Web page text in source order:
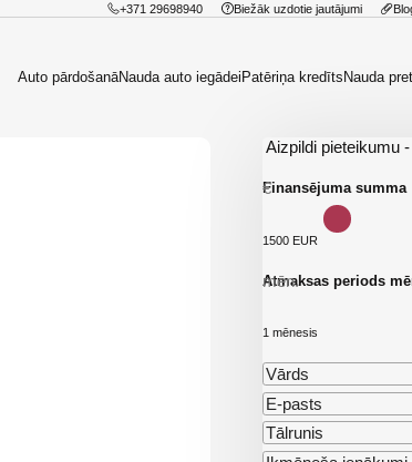
+371 29698940 Biežāk uzdotie jautājumi
Auto pārdošanāNauda auto iegādeiPatēriņa kredītsNauda
Aizpildi pieteikumu
Finansējuma summa
€
1500 EUR
Atmaksas periods
mēn.
1 mēnesis